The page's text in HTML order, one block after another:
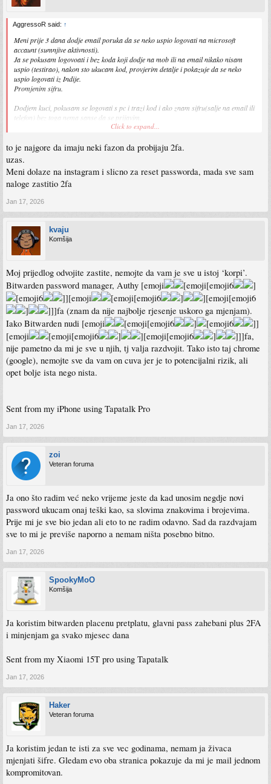
AggressoR said: ↑
Meni prije 3 dana dodje email poruka da se neko uspio logovati na microsoft
accaunt (sumnjive aktivnosti).
Ja se pokusam logovoati i bez koda koji dodje na mob ili na email nikako nisam
uspio (testirao), nakon sto ukucam kod, provjerim detalje i pokazuje da se neko
uspio logovati iz Indije.
Promjenim sifru.
Dodjem kuci, pokusam se logovati s pc i trazi kod i ako znam sifru(salje na email ili
telefon) bez toga nema sanse da se prijavim.
nema pristup mob-broju a ni recovery kodovima.
Email se pojavljuje nahttps://haveibeenpwned.com/
ali sifra nigdje nije ista, cak chrome generise sifre.
Click to expand...
to je najgore da imaju neki fazon da probijaju 2fa.
uzas.
Meni dolaze na instagram i slicno za reset passworda, mada sve sam
naloge zastitio 2fa
Jan 17, 2026
kvaju
Komšija
Moj prijedlog odvojite zastite, nemojte da vam je sve u istoj ‘korpi’.
Bitwarden password manager, Authy [emoji
[emoji[emoji6
]
[emoji6
]][emoji [emoji[emoji6 ]
][emoji[emoji6
]
]]]fa (znam da nije najbolje rjesenje uskoro ga mjenjam).
Iako Bitwarden nudi [emoji
[emoji[emoji6 ] [emoji6
]]
[emoji
[emoji[emoji6 ] ][emoji[emoji6 ]
]]]fa,
nije pametno da mi je sve u njih, tj valja razdvojit. Tako isto taj chrome
(google), nemojte sve da vam on cuva jer je to potencijalni rizik, ali
opet bolje ista nego nista.
Sent from my iPhone using Tapatalk Pro
Jan 17, 2026
zoi
Veteran foruma
Ja ono što radim već neko vrijeme jeste da kad unosim negdje novi
password ukucam onaj teški kao, sa slovima znakovima i brojevima.
Prije mi je sve bio jedan ali eto to ne radim odavno. Sad da razdvajam
sve to mi je previše naporno a nemam ništa posebno bitno.
Jan 17, 2026
SpookyMoO
Komšija
Ja koristim bitwarden placenu pretplatu, glavni pass zahebani plus 2FA
i minjenjam ga svako mjesec dana
Sent from my Xiaomi 15T pro using Tapatalk
Jan 17, 2026
Haker
Veteran foruma
Ja koristim jedan te isti za sve vec godinama, nemam ja živaca
mjenjati šifre. Gledam evo oba stranica pokazuje da mi je mail jednom
kompromitovan.